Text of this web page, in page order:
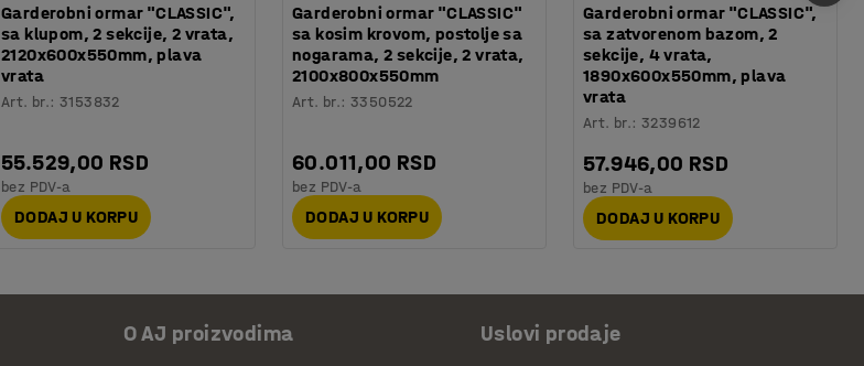
Garderobni ormar "CLASSIC",
sa klupom, 2 sekcije, 2 vrata,
2120x600x550mm, plava
vrata
Art. br.:3153832
55.529,00 RSD
bez PDV-a
DODAJ U KORPU
Garderobni ormar "CLASSIC"
sa kosim krovom, postolje sa
nogarama, 2 sekcije, 2 vrata,
2100x800x550mm
Art. br.:3350522
60.011,00 RSD
bez PDV-a
DODAJ U KORPU
Garderobni ormar "CLASSIC",
sa zatvorenom bazom, 2
sekcije, 4 vrata,
1890x600x550mm, plava
vrata
Art. br.:3239612
57.946,00 RSD
bez PDV-a
DODAJ U KORPU
O AJ proizvodima Uslovi prodaje